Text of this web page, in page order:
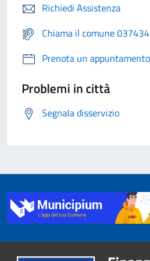
Richiedi Assistenza
Chiama il comune
Prenota un appuntamento
Problemi in città
Segnala disservizio